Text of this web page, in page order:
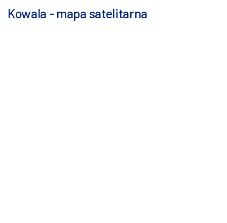
Kowala - mapa satelitarna